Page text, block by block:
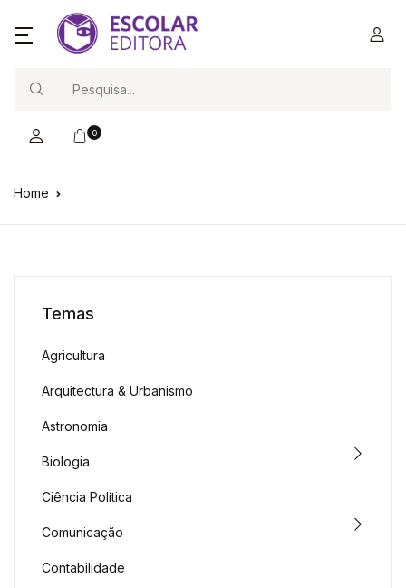
0
Home
Temas
Agricultura
Arquitectura & Urbanismo
Astronomia
Biologia
Ciência Política
Comunicação
Contabilidade